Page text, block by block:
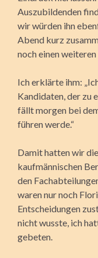
Auszubildenden
wir würden ihn
Abend kurz
noch einen
Ich erklärte ihm:
Kandidaten, der zu
fällt morgen bei
führen werde.“
Damit hatten wir
kaufmännischen
den
waren nur noch
Entscheidungen
nicht wusste, ich
gebeten.